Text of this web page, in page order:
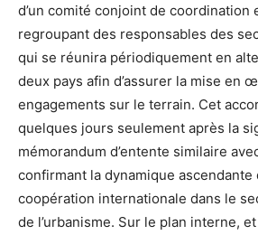
d’un comité conjoint de coordination
regroupant des responsables des
qui se réunira périodiquement en
deux pays afin d’assurer la mise en
engagements sur le terrain. Cet
quelques jours seulement après la
mémorandum d’entente similaire
confirmant la dynamique ascendante
coopération internationale dans le
de l’urbanisme. Sur le plan interne,